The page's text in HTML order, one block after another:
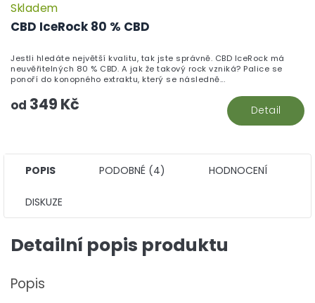
CBD IceRock 80 % CBD
Skladem
od 349 Kč Detail
Jestli hledáte největší kvalitu, tak jste správně. CBD IceRock má
neuvěřitelných 80 % CBD. A jak že takový rock vzniká? Palice se
ponoří do konopného extraktu, který se následně...
POPIS PODOBNÉ (4) HODNOCENÍ
DISKUZE
Detailní popis produktu
Popis